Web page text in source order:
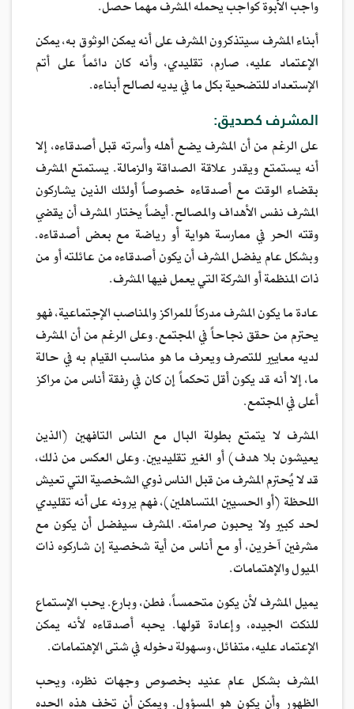
واجب الأبوة كواجب يحمله المشرف مهما حصل.
أبناء المشرف سيتذكرون المشرف على أنه يمكن الوثوق به، يمكن
الإعتماد عليه، صارم، تقليدي، وأنه كان دائماً على أتم
الإستعداد للتضحية بكل ما في يديه لصالح أبناءه.
المشرف كصديق:
على الرغم من أن المشرف يضع أهله وأسرته قبل أصدقاءه، إلا
أنه يستمتع ويقدر علاقة الصداقة والزمالة. يستمتع المشرف
بقضاء الوقت مع أصدقاءه خصوصاً أولئك الذين يشاركون
المشرف نفس الأهداف والمصالح. أيضاً يختار المشرف أن يقضي
وقته الحر في ممارسة هواية أو رياضة مع بعض أصدقاءه.
وبشكل عام يفضل المشرف أن يكون أصدقاءه من عائلته أو من
ذات المنظمة أو الشركة التي يعمل فيها المشرف.
عادة ما يكون المشرف مدركاً للمراكز والمناصب الإجتماعية، فهو
يحترم من حقق نجاحاً في المجتمع. وعلى الرغم من أن المشرف
لديه معايير للتصرف ويعرف ما هو مناسب القيام به في حالة
ما، إلا أنه قد يكون أقل تحكماً إن كان في رفقة أناس من مراكز
أعلى في المجتمع.
المشرف لا يتمتع بطولة البال مع الناس التافهين (الذين
يعيشون بلا هدف) أو الغير تقليديين. وعلى العكس من ذلك،
قد لا يُحترم المشرف من قبل الناس ذوي الشخصية التي تعيش
اللحظة (أو الحسيين المتساهلين)، فهم يرونه على أنه تقليدي
لحد كبير ولا يحبون صرامته. المشرف سيفضل أن يكون مع
مشرفين آخرين، أو مع أناس من أية شخصية إن شاركوه ذات
الميول والإهتمامات.
يميل المشرف لأن يكون متحمساً، فطن، وبارع. يحب الإستماع
للنكت الجيده، وإعادة قولها. يحبه أصدقاءه لأنه يمكن
الإعتماد عليه، متفائل، وسهولة دخوله في شتى الإهتمامات.
المشرف بشكل عام عنيد بخصوص وجهات نظره، ويحب